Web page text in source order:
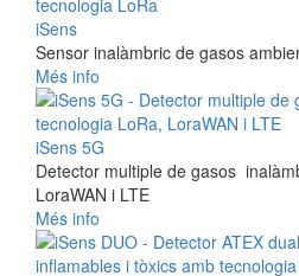
iSens
Sensor inalàmbric de gasos
Més info
iSens 5G
Detector multiple de gasos
LoraWAN i LTE
Més info